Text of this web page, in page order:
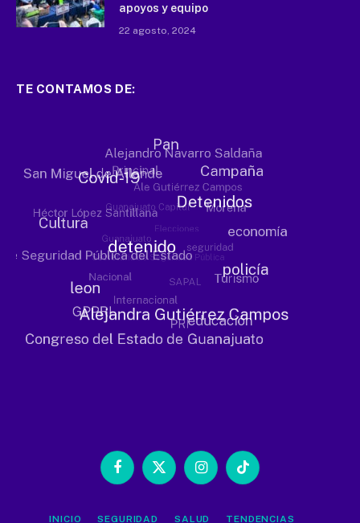
apoyos y equipo
22 agosto, 2024
TE CONTAMOS DE:
Facebook
X
InstagramTikTok
INICIO SEGURIDAD SALUD TENDENCIAS